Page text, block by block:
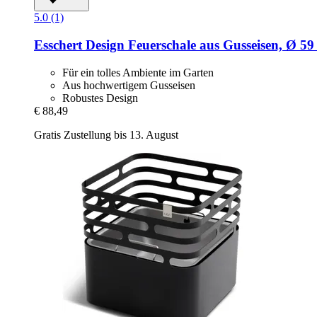
5.0 (1)
Esschert Design Feuerschale aus Gusseisen, Ø
Für ein tolles Ambiente im Garten
Aus hochwertigem Gusseisen
Robustes Design
€ 88,49
Gratis Zustellung bis 13. August